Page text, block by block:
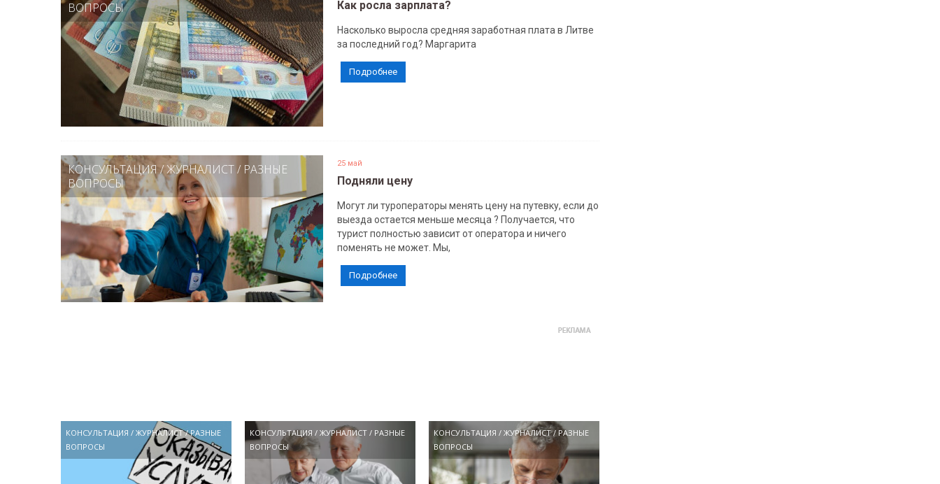
ВОПРОСЫ
Как росла зарплата?
Насколько выросла средняя заработная плата в Литве
за последний год? Маргарита
Подробнее
КОНСУЛЬТАЦИЯ/ЖУРНАЛИСТ/ РАЗНЫЕ
ВОПРОСЫ
25 май
Подняли цену
Могут ли туроператоры менять цену на путевку, если до
выезда остается меньше месяца ? Получается, что
турист полностью зависит от оператора и ничего
поменять не может. Мы,
Подробнее
КОНСУЛЬТАЦИЯ / ЖУРНАЛИСТ/РАЗНЫЕ
ВОПРОСЫ
КОНСУЛЬТАЦИЯ /ЖУРНАЛИСТ / РАЗНЫЕ
ВОПРОСЫ
КОНСУЛЬТАЦИЯ /ЖУРНАЛИСТ/ РАЗНЫЕ
ВОПРОСЫ